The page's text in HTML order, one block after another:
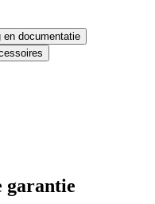
en documentatie
garantie